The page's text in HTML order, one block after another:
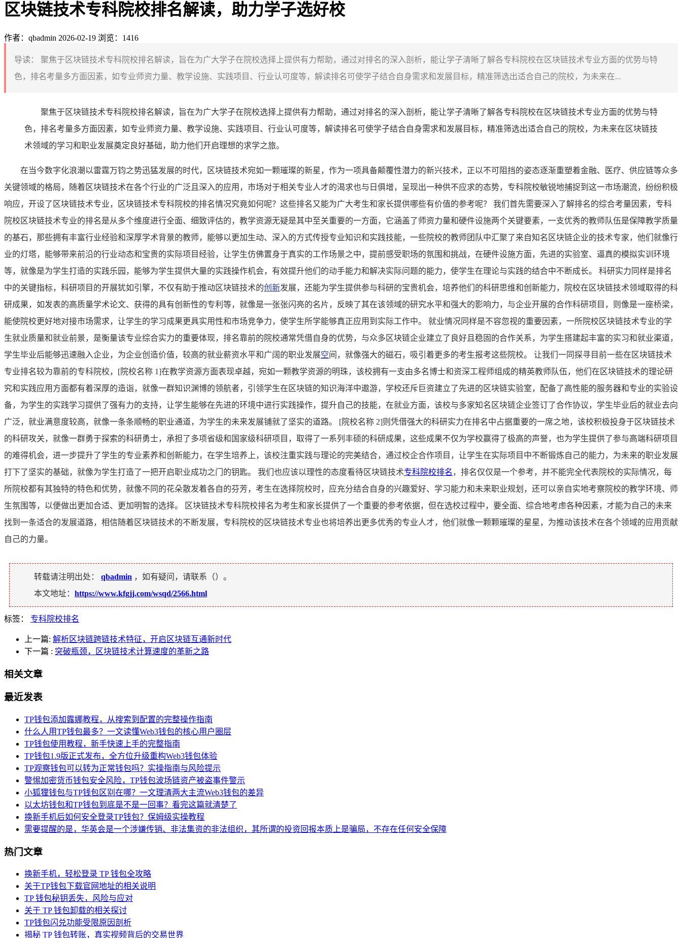
区块链技术专科院校排名解读，助力学子选好校
作者：qbadmin 2026-02-19 浏览：1416
导读：
聚焦于区块链技术专科院校排名解读，旨在为广大学子在院校选择上提供有力帮助，通过对排名的深入剖析，能让学子清晰了解各专科院校在区块链技术专业方面的优势与特
色，排名考量多方面因素，如专业师资力量、教学设施、实践项目、行业认可度等，解读排名可使学子结合自身需求和发展目标，精准筛选出适合自己的院校，为未来在...
聚焦于区块链技术专科院校排名解读，旨在为广大学子在院校选择上提供有力帮助，通过对排名的深入剖析，能让学子清晰了解各专科院校在区块链技术专业方面的优势与特
色，排名考量多方面因素，如专业师资力量、教学设施、实践项目、行业认可度等，解读排名可使学子结合自身需求和发展目标，精准筛选出适合自己的院校，为未来在区块链技
术领域的学习和职业发展奠定良好基础，助力他们开启理想的求学之旅。
在当今数字化浪潮以雷霆万钧之势迅猛发展的时代，区块链技术宛如一颗璀璨的新星，作为一项具备颠覆性潜力的新兴技术，正以不可阻挡的姿态逐渐重塑着金融、医疗、供应链等众多
关键领域的格局，随着区块链技术在各个行业的广泛且深入的应用，市场对于相关专业人才的渴求也与日俱增，呈现出一种供不应求的态势，专科院校敏锐地捕捉到这一市场潮流，纷纷积极
响应，开设了区块链技术专业，区块链技术专科院校的排名情况究竟如何呢？这些排名又能为广大考生和家长提供哪些有价值的参考呢？ 我们首先需要深入了解排名的综合考量因素，专科
院校区块链技术专业的排名是从多个维度进行全面、细致评估的，教学资源无疑是其中至关重要的一方面，它涵盖了师资力量和硬件设施两个关键要素，一支优秀的教师队伍是保障教学质量
的基石，那些拥有丰富行业经验和深厚学术背景的教师，能够以更加生动、深入的方式传授专业知识和实践技能，一些院校的教师团队中汇聚了来自知名区块链企业的技术专家，他们就像行
业的灯塔，能够带来前沿的行业动态和宝贵的实际项目经验，让学生仿佛置身于真实的工作场景之中，提前感受职场的氛围和挑战，在硬件设施方面，先进的实验室、逼真的模拟实训环境
等，就像是为学生打造的实践乐园，能够为学生提供大量的实践操作机会，有效提升他们的动手能力和解决实际问题的能力，使学生在理论与实践的结合中不断成长。 科研实力同样是排名
中的关键指标，科研项目的开展犹如引擎，不仅有助于推动区块链技术的创新发展，还能为学生提供参与科研的宝贵机会，培养他们的科研思维和创新能力，院校在区块链技术领域取得的科
研成果，如发表的高质量学术论文、获得的具有创新性的专利等，就像是一张张闪亮的名片，反映了其在该领域的研究水平和强大的影响力，与企业开展的合作科研项目，则像是一座桥梁，
能使院校更好地对接市场需求，让学生的学习成果更具实用性和市场竞争力，使学生所学能够真正应用到实际工作中。 就业情况同样是不容忽视的重要因素，一所院校区块链技术专业的学
生就业质量和就业前景，是衡量该专业综合实力的重要体现，排名靠前的院校通常凭借自身的优势，与众多区块链企业建立了良好且稳固的合作关系，为学生搭建起丰富的实习和就业渠道，
学生毕业后能够迅速融入企业，为企业创造价值，较高的就业薪资水平和广阔的职业发展空间，就像强大的磁石，吸引着更多的考生报考这些院校。 让我们一同探寻目前一些在区块链技术
专业排名较为靠前的专科院校，[院校名称 1]在教学资源方面表现卓越，宛如一颗教学资源的明珠，该校拥有一支由多名博士和资深工程师组成的精英教师队伍，他们在区块链技术的理论研
究和实践应用方面都有着深厚的造诣，就像一群知识渊博的领航者，引领学生在区块链的知识海洋中遨游，学校还斥巨资建立了先进的区块链实验室，配备了高性能的服务器和专业的实验设
备，为学生的实践学习提供了强有力的支持，让学生能够在先进的环境中进行实践操作，提升自己的技能，在就业方面，该校与多家知名区块链企业签订了合作协议，学生毕业后的就业去向
广泛，就业满意度较高，就像一条条顺畅的职业通道，为学生的未来发展铺就了坚实的道路。 [院校名称 2]则凭借强大的科研实力在排名中占据重要的一席之地，该校积极投身于区块链技术
的科研攻关，就像一群勇于探索的科研勇士，承担了多项省级和国家级科研项目，取得了一系列丰硕的科研成果，这些成果不仅为学校赢得了极高的声誉，也为学生提供了参与高端科研项目
的难得机会，进一步提升了学生的专业素养和创新能力，在学生培养上，该校注重实践与理论的完美结合，通过校企合作项目，让学生在实际项目中不断锻炼自己的能力，为未来的职业发展
打下了坚实的基础，就像为学生打造了一把开启职业成功之门的钥匙。 我们也应该以理性的态度看待区块链技术专科院校排名 ，排名仅仅是一个参考，并不能完全代表院校的实际情况，每
所院校都有其独特的特色和优势，就像不同的花朵散发着各自的芬芳，考生在选择院校时，应充分结合自身的兴趣爱好、学习能力和未来职业规划，还可以亲自实地考察院校的教学环境、师
生氛围等，以便做出更加合适、更加明智的选择。 区块链技术专科院校排名为考生和家长提供了一个重要的参考依据，但在选校过程中，要全面、综合地考虑各种因素，才能为自己的未来
找到一条适合的发展道路，相信随着区块链技术的不断发展，专科院校的区块链技术专业也将培养出更多优秀的专业人才，他们就像一颗颗璀璨的星星，为推动该技术在各个领域的应用贡献
自己的力量。
转载请注明出处： qbadmin ，如有疑问，请联系（）。
本文地址： https://www.kfgjj.com/wsqd/2566.html
标签： 专科院校排名
上一篇: 解析区块链跨链技术特征，开启区块链互通新时代
下一篇 : 突破瓶颈，区块链技术计算速度的革新之路
相关文章
最近发表
TP钱包添加露娜教程，从搜索到配置的完整操作指南
什么人用TP钱包最多？一文读懂Web3钱包的核心用户圈层
TP钱包使用教程，新手快速上手的完整指南
TP钱包1.9版正式发布，全方位升级重构Web3钱包体验
TP观察钱包可以转为正常钱包吗？实操指南与风险提示
警惕加密货币钱包安全风险，TP钱包波场链资产被盗事件警示
小狐狸钱包与TP钱包区别在哪？一文理清两大主流Web3钱包的差异
以太坊钱包和TP钱包到底是不是一回事？看完这篇就清楚了
换新手机后如何安全登录TP钱包？保姆级实操教程
需要提醒的是，华英会是一个涉嫌传销、非法集资的非法组织，其所谓的投资回报本质上是骗局，不存在任何安全保障
热门文章
换新手机，轻松登录 TP 钱包全攻略
关于TP钱包下载官网地址的相关说明
TP 钱包秘钥丢失，风险与应对
关于 TP 钱包卸载的相关探讨
TP钱包闪兑功能受限原因剖析
揭秘 TP 钱包转账，真实视频背后的交易世界